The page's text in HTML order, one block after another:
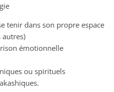
tenir dans son propre espace
autres)
émotionnelle
ou spirituels